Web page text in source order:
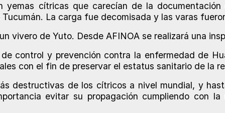
cítricas que carecían de la documentación
La carga fue decomisada y las varas
vivero de Yuto. Desde AFINOA se realizará una
control y prevención contra la enfermedad de
con el fin de preservar el estatus sanitario de la
destructivas de los cítricos a nivel mundial, y
evitar su propagación cumpliendo con